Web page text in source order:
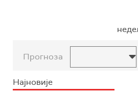
Прогноза
Најновије